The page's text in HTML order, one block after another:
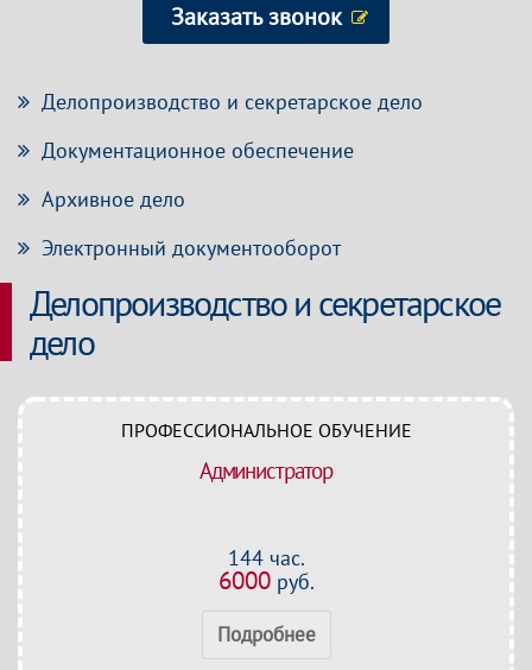
Заказать звонок
Делопроизводство и секретарское дело
Документационное обеспечение
Архивное дело
Электронный документооборот
Делопроизводство и секретарское
дело
ПРОФЕССИОНАЛЬНОЕ ОБУЧЕНИЕ
Администратор
144 час.
6000руб.
Подробнее